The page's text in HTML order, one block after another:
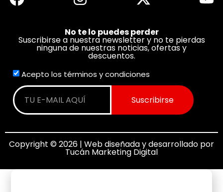
No te lo puedes perder
Suscribirse a nuestra newsletter y no te pierdas
ninguna de nuestras noticias, ofertas y
descuentos.
Acepto los términos y condiciones
Suscribirse
Copyright © 2026 | Web diseñada y desarrollado por
Tucán Marketing Digital